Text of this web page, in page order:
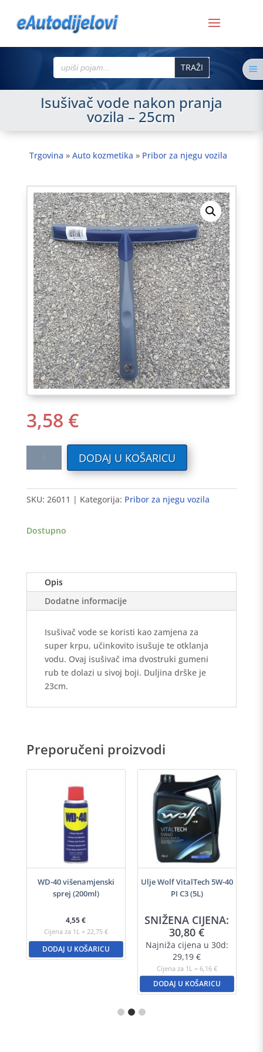
Search
for:
Isušivač vode nakon pranja
vozila – 25cm
Trgovina » Auto kozmetika » Pribor za njegu vozila
3,58 €
pranja
vozila
25cm
DODAJ U KOŠARICU
SKU: 26011 Kategorija: Pribor za njegu vozila
Dostupno
Opis
Dodatne informacije
Isušivač vode se koristi kao zamjena za
super krpu, učinkovito isušuje te otklanja
vodu. Ovaj isušivač ima dvostruki gumeni
rub te dolazi u sivoj boji. Duljina drške je
23cm.
Preporučeni proizvodi
WD-40 višenamjenski
sprej (200ml)
4,55€
Cijena za 1L = 22,75 €
DODAJ U KOŠARICU
Ulje Wolf VitalTech 5W-40
PI C3 (5L)
SNIŽENA CIJENA:
30,80€
Najniža cijena u 30d:
29,19€
Cijena za 1L = 6,16 €
DODAJ U KOŠARICU
a